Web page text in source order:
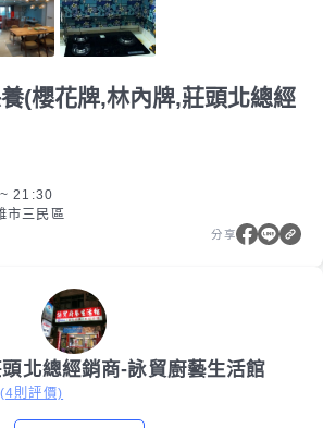
(櫻花牌,林內牌,莊頭北總經
21:30
市三民區
分享
北總經銷商-詠貿廚藝生活館
(4則評價)